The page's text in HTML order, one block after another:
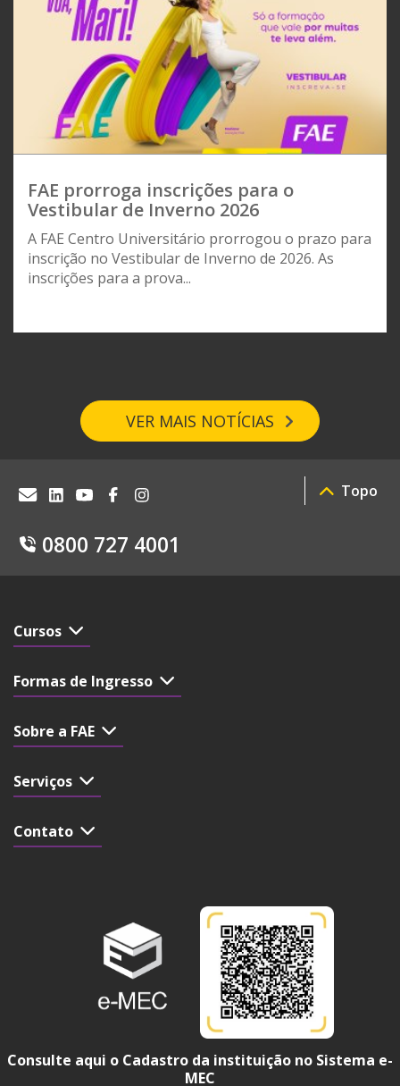
FAE prorroga inscrições para o
Vestibular de Inverno 2026
A FAE Centro Universitário prorrogou o prazo para
inscrição no Vestibular de Inverno de 2026. As
inscrições para a prova...
VER MAIS NOTÍCIAS
0800 727 4001
Topo
Cursos
Formas de Ingresso
Sobre a FAE
Serviços
Contato
Consulte aqui o Cadastro da instituição no Sistema e-
MEC